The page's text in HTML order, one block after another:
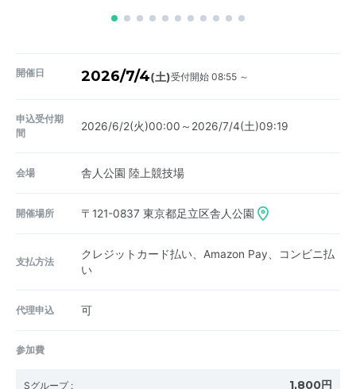
開催日 2026/7/4(土)受付開始 08:55 ～
申込受付期
間
2026/6/2(火)00:00～2026/7/4(土)09:19
会場 舎人公園 陸上競技場
開催場所 〒121-0837 東京都足立区舎人公園
支払方法
クレジットカード払い、Amazon Pay、コンビニ払
い
代理申込 可
参加費
Sグループ : 1,800円